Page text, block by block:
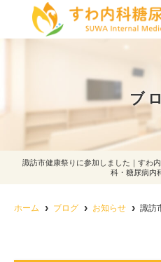
ブ
諏訪市健康祭りに参加しました｜すわ
科・糖尿病内
ホーム ブログ お知らせ 諏訪